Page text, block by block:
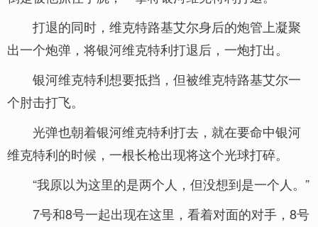
打退的同时，维克特路基艾尔身后的炮管上凝聚
出一个炮弹，将银河维克特利打退后，一炮打出。
银河维克特利想要抵挡，但被维克特路基艾尔一
个肘击打飞。
光弹也朝着银河维克特利打去，就在要命中银河
维克特利的时候，一根长枪出现将这个光球打碎。
“我原以为这里的是两个人，但没想到是一个人。”
7号和8号一起出现在这里，看着对面的对手，8号